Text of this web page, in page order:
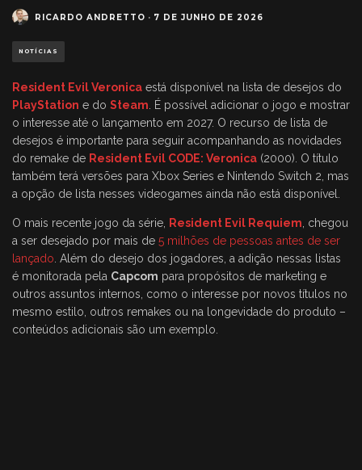
RICARDO ANDRETTO · 7 DE JUNHO DE 2026
NOTÍCIAS
Resident Evil Veronica está disponível na lista de desejos do
PlayStation e do Steam. É possível adicionar o jogo e mostrar
o interesse até o lançamento em 2027. O recurso de lista de
desejos é importante para seguir acompanhando as novidades
do remake de Resident Evil CODE: Veronica (2000). O título
também terá versões para Xbox Series e Nintendo Switch 2, mas
a opção de lista nesses videogames ainda não está disponível.
O mais recente jogo da série, Resident Evil Requiem, chegou
a ser desejado por mais de 5 milhões de pessoas antes de ser
lançado. Além do desejo dos jogadores, a adição nessas listas
é monitorada pela Capcom para propósitos de marketing e
outros assuntos internos, como o interesse por novos títulos no
mesmo estilo, outros remakes ou na longevidade do produto –
conteúdos adicionais são um exemplo.